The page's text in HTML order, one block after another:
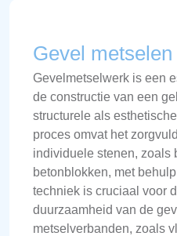
Gevel
Gevelmetselwerk is een
de constructie van een
structurele als
proces omvat het
individuele stenen, zoals
betonblokken, met
techniek is cruciaal voor
duurzaamheid van de
metselverbanden, zoals